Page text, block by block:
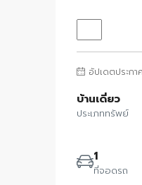
อัปเดตประก
บ้านเดี่ยว
ประเภททรัพย์
1
ที่จอดรถ